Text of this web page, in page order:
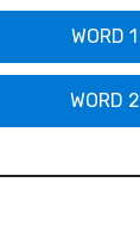
WORD 1
WORD 2